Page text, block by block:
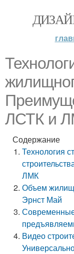
ЛСТК и
Содержание
Технология
ЛМК
Объем
Эрнст Май
Видео